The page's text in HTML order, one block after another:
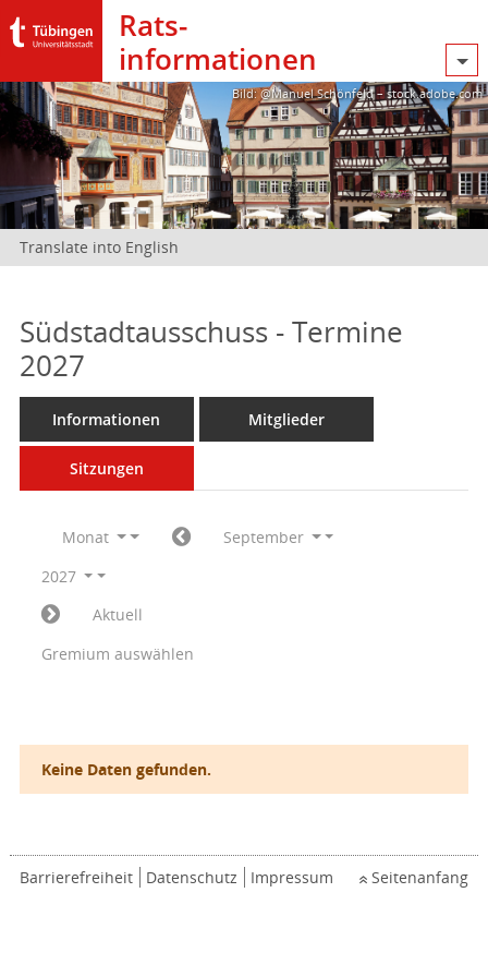
Rats­
informationen
Bild: @Manuel Schönfeld – stock.adobe.com
Translate into English
Südstadtausschuss - Termine
2027
Informationen Mitglieder
Sitzungen
Monat
September
2027
Aktuell
Gremium auswählen
Keine Daten gefunden.
Barrierefreiheit Datenschutz Impressum Seitenanfang